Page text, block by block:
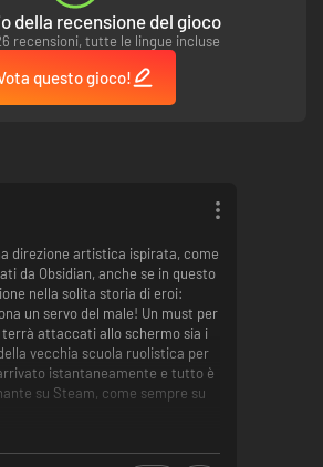
della recensione del gioco
recensioni, tutte le lingue incluse
questo gioco!
direzione artistica ispirata, come
da Obsidian, anche se in questo
nella solita storia di eroi:
un servo del male! Un must per
attaccati allo schermo sia i
vecchia scuola ruolistica per
istantaneamente e tutto è
su Steam, come sempre su
decisionale